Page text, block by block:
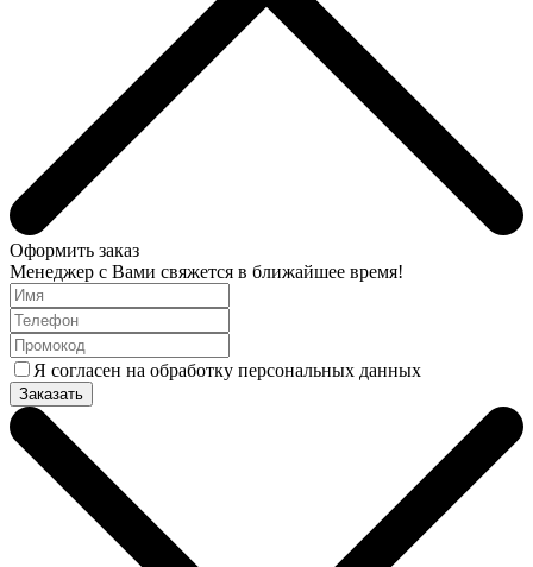
Оформить заказ
Менеджер с Вами свяжется в ближайшее время!
Я согласен на обработку персональных данных
Заказать